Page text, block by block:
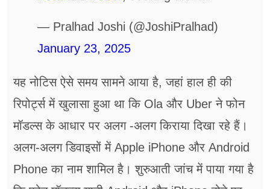
— Pralhad Joshi (@JoshiPralhad)
January 23, 2025
यह नोटिस ऐसे समय सामने आया है, जहां हाल ही की
रिपोर्ट्स में खुलासा हुआ था कि Ola और Uber ने फोन
मॉडल्स के आधार पर अलग -अलग किराया दिखा रहे हैं।
अलग-अलग डिवाइसों में Apple iPhone और Android
Phone का नाम शामिल है। शुरुआती जांच में पाया गया है